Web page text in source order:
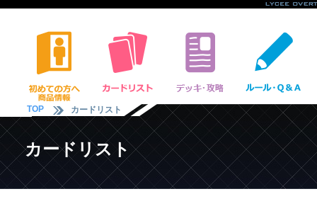
TOP カードリスト
カードリスト